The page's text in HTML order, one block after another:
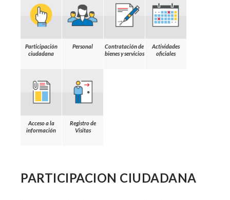
Participación
ciudadana
Personal
Contratación de
bienes y servicios
Actividades
oficiales
Acceso a la
información
Registro de
Visitas
PARTICIPACION CIUDADANA